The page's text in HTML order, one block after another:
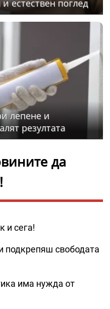
естествен поглед
лепене и
резултата
да
и сега!
подкрепяш свободата
има нужда от